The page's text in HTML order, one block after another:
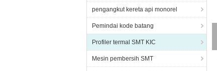
pengangkut kereta api monorel
Pemindai kode batang
Profiler termal SMT KIC
Mesin pembersih SMT